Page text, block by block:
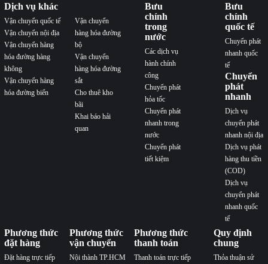
Dịch vụ khác
Vận chuyển quốc tế
Vận chuyển nội địa
Vận chuyển hàng
hóa đường hàng
không
Vận chuyển hàng
hóa đường biển
Vận chuyển
hàng hóa đường
bộ
Vận chuyển
hàng hóa đường
sắt
Cho thuê kho
bãi
Khai báo hải
quan
Bưu
chính
trong
nước
Các dịch vụ
hành chính
công
Chuyển phát
hỏa tốc
Chuyển phát
nhanh trong
nước
Chuyển phát
tiết kiệm
Bưu
chính
quốc tế
Chuyển phát
nhanh quốc
tế
Chuyển
phát
nhanh
Dịch vụ
chuyển phát
nhanh nội địa
Dịch vụ phát
hàng thu tiền
(COD)
Dịch vụ
chuyển phát
nhanh quốc
tế
Phương thức
đặt hàng
Đặt hàng trực tiếp
Phương thức
vận chuyển
Nội thành TP.HCM
Phương thức
thanh toán
Thanh toán trực tiếp
Quy định
chung
Thỏa thuận sử